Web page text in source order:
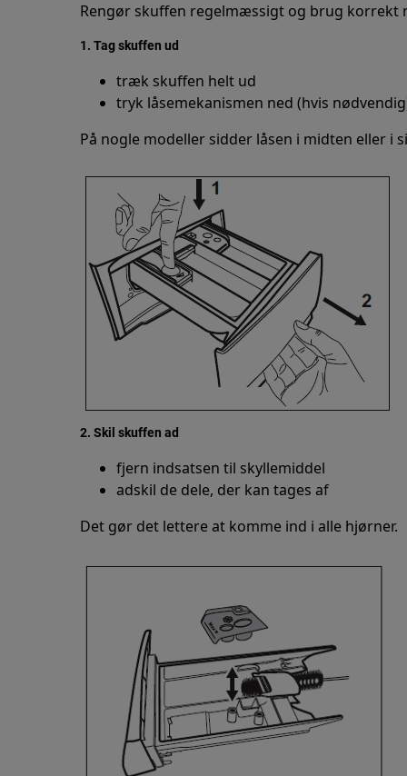
Rengør skuffen regelmæssigt og brug korrekt
1. Tag skuffen ud
træk skuffen helt ud
tryk låsemekanismen ned (hvis
På nogle modeller sidder låsen i midten eller i
2. Skil skuffen ad
fjern indsatsen til skyllemiddel
adskil de dele, der kan tages af
Det gør det lettere at komme ind i alle hjørner.